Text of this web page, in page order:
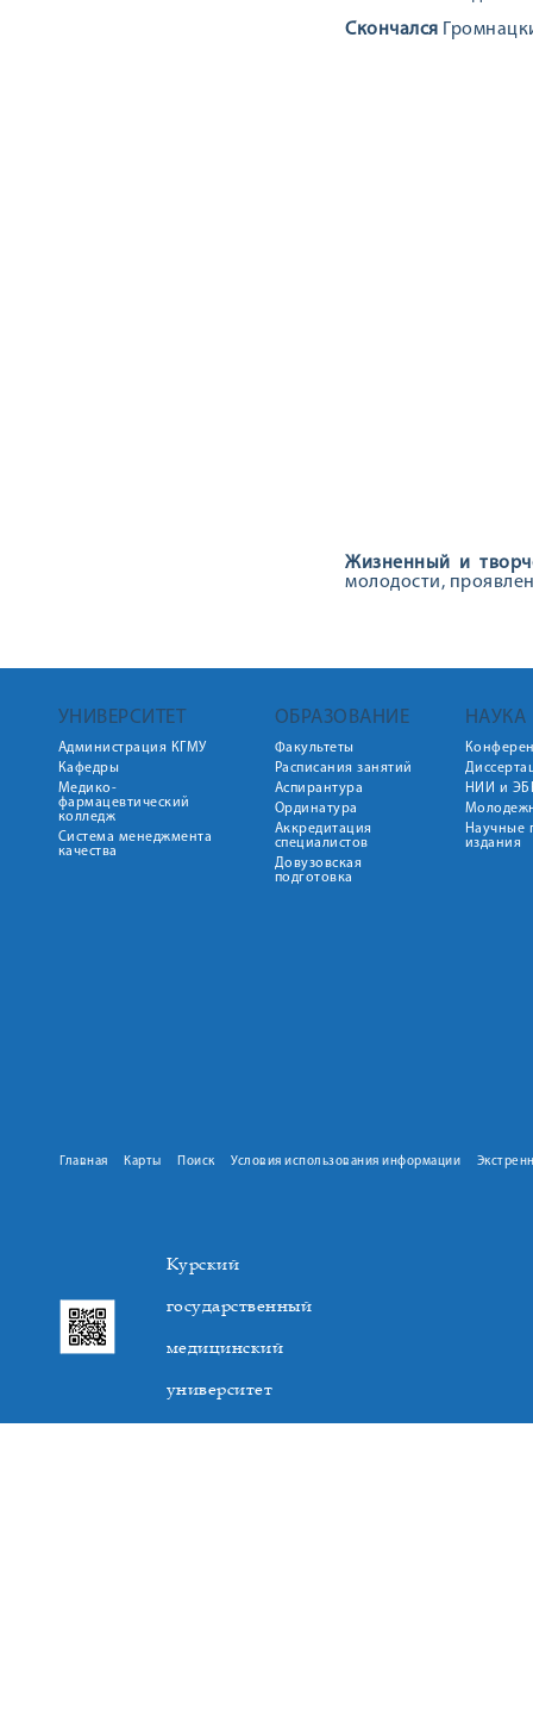
Скончался
Жизненный и
молодости,
УНИВЕРСИТЕТ
Администрация КГМУ
Кафедры
Медико-
фармацевтический
колледж
Система менеджмента
качества
ОБРАЗОВАНИЕ
Факультеты
Расписания занятий
Аспирантура
Ординатура
Аккредитация
специалистов
Довузовская
подготовка
НАУКА
НИИ и
Научные
издания
Главная Карты Поиск Условия использования информации
Курский
государственный
медицинский
университет